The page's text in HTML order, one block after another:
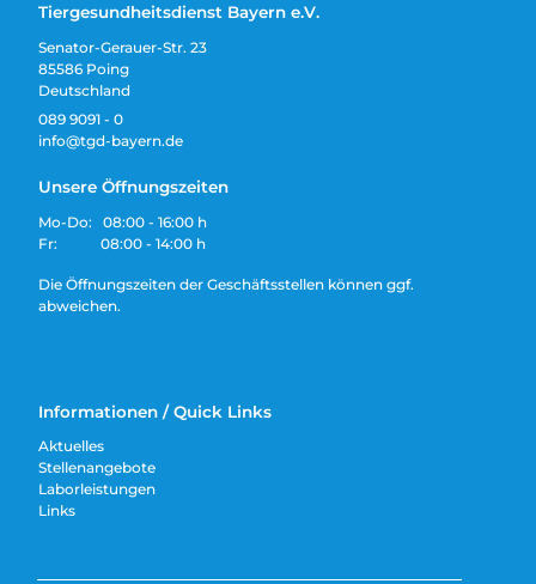
Tiergesundheitsdienst Bayern e.V.
Senator-Gerauer-Str. 23
85586 Poing
Deutschland
089 9091 - 0
info@tgd-bayern.de
Unsere Öffnungszeiten
Mo-Do: 08:00 - 16:00 h
Fr: 08:00 - 14:00 h
Die Öffnungszeiten der Geschäftsstellen können ggf.
abweichen.
Informationen / Quick Links
Aktuelles
Stellenangebote
Laborleistungen
Links